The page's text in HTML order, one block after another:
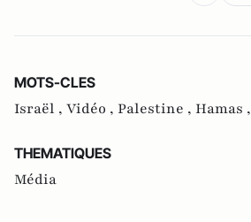
MOTS-CLES
Israël , Vidéo , Palestine , Hamas ,
THEMATIQUES
Média